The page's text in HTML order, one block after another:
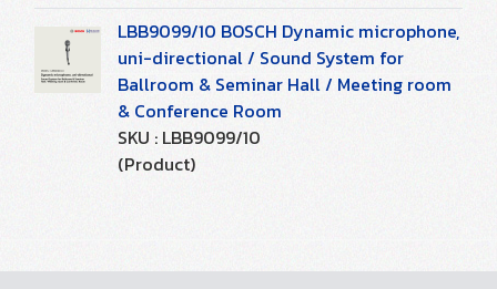
LBB9099/10 BOSCH Dynamic microphone,
uni-directional / Sound System for
Ballroom & Seminar Hall / Meeting room
& Conference Room
SKU : LBB9099/10
(Product)